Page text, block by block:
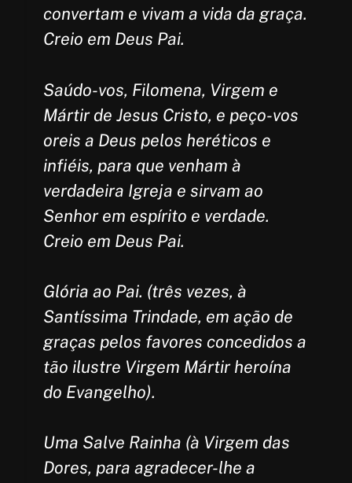
convertam e vivam a vida da graça.
Creio em Deus Pai.
Saúdo-vos, Filomena, Virgem e
Mártir de Jesus Cristo, e peço-vos
oreis a Deus pelos heréticos e
infiéis, para que venham à
verdadeira Igreja e sirvam ao
Senhor em espírito e verdade.
Creio em Deus Pai.
Glória ao Pai. (três vezes, à
Santíssima Trindade, em ação de
graças pelos favores concedidos a
tão ilustre Virgem Mártir heroína
do Evangelho).
Uma Salve Rainha (à Virgem das
Dores, para agradecer-lhe a